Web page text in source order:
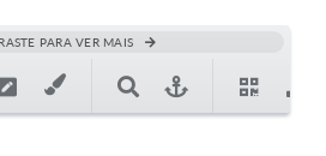
PARA VER MAIS